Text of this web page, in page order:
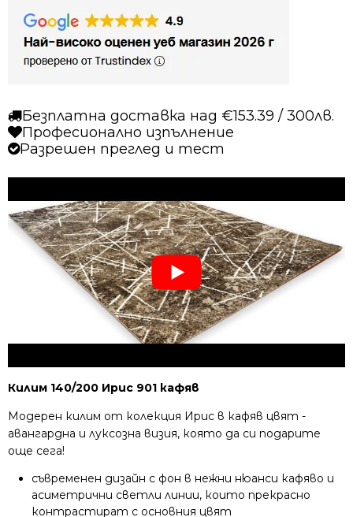
кафяв
Безплатна доставка над €153.39 / 300лв.
Професионално изпълнение
Разрешен преглед и тест
Килим 140/200 Ирис 901 кафяв
Модерен килим от колекция Ирис в кафяв цвят -
авангардна и луксозна визия, която да си подарите
още сега!
съвременен дизайн с фон в нежни нюанси кафяво и
асиметрични светли линии, които прекрасно
контрастират с основния цвят